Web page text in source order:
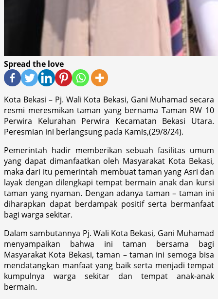
Spread the love
Kota Bekasi – Pj. Wali Kota Bekasi, Gani Muhamad secara
resmi meresmikan taman yang bernama Taman RW 10
Perwira Kelurahan Perwira Kecamatan Bekasi Utara.
Peresmian ini berlangsung pada Kamis,(29/8/24).
Pemerintah hadir memberikan sebuah fasilitas umum
yang dapat dimanfaatkan oleh Masyarakat Kota Bekasi,
maka dari itu pemerintah membuat taman yang Asri dan
layak dengan dilengkapi tempat bermain anak dan kursi
taman yang nyaman. Dengan adanya taman – taman ini
diharapkan dapat berdampak positif serta bermanfaat
bagi warga sekitar.
Dalam sambutannya Pj. Wali Kota Bekasi, Gani Muhamad
menyampaikan bahwa ini taman bersama bagi
Masyarakat Kota Bekasi, taman – taman ini semoga bisa
mendatangkan manfaat yang baik serta menjadi tempat
kumpulnya warga sekitar dan tempat anak-anak
bermain.